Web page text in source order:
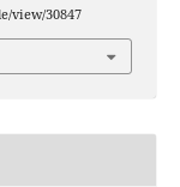
view/30847